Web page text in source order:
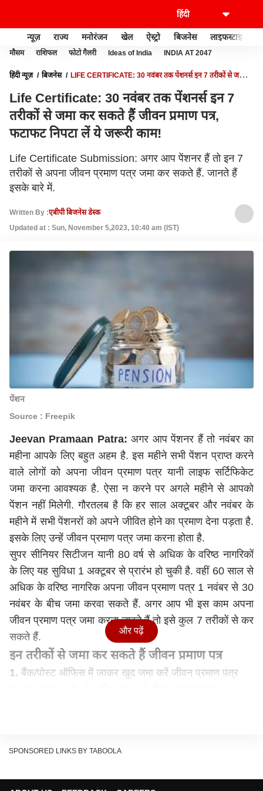
न्यूज़ राज्य मनोरंजन खेल ऐस्ट्रो बिजनेस लाइफस्टाइल
मौसम राशिफल फोटो गैलरी Ideas of India INDIA AT 2047
हिंदी न्यूज़ बिजनेस
LIFE CERTIFICATE: 30 नवंबर तक पेंशनर्स इन 7 तरीकों से जमा
Life Certificate: 30 नवंबर तक पेंशनर्स इन 7
तरीकों से जमा कर सकते हैं जीवन प्रमाण पत्र,
फटाफट निपटा लें ये जरूरी काम!
Life Certificate Submission: अगर आप पेंशनर हैं तो इन 7
तरीकों से अपना जीवन प्रमाण पत्र जमा कर सकते हैं. जानते हैं
इसके बारे में.
Written By :एबीपी बिजनेस डेस्क
Updated at : Sun, November 5,2023, 10:40 am (IST)
पेंशन
Source : Freepik
Jeevan Pramaan Patra: अगर आप पेंशनर हैं तो नवंबर का
महीना आपके लिए बहुत अहम है. इस महीने सभी पेंशन प्राप्त करने
वाले लोगों को अपना जीवन प्रमाण पत्र यानी लाइफ सर्टिफिकेट
जमा करना आवश्यक है. ऐसा न करने पर अगले महीने से आपको
पेंशन नहीं मिलेगी. गौरतलब है कि हर साल अक्टूबर और नवंबर के
महीने में सभी पेंशनरों को अपने जीवित होने का प्रमाण देना पड़ता है.
इसके लिए उन्हें जीवन प्रमाण पत्र जमा करना होता है.
सुपर सीनियर सिटीजन यानी 80 वर्ष से अधिक के वरिष्ठ नागरिकों
के लिए यह सुविधा 1 अक्टूबर से प्रारंभ हो चुकी है. वहीं 60 साल से
अधिक के वरिष्ठ नागरिक अपना जीवन प्रमाण पत्र 1 नवंबर से 30
नवंबर के बीच जमा करवा सकते हैं. अगर आप भी इस काम अपना
जीवन प्रमाण पत्र जमा करना चाहते हैं तो इसे कुल 7 तरीकों से कर
सकते हैं.
इन तरीकों से जमा कर सकते हैं जीवन प्रमाण पत्र
1. बैंक/पोस्ट ऑफिस में जाकर खुद जमा करें जीवन प्रमाण पत्र
6.आधार बेस्ड डिजिटल लाइफ सर्टिफिकेट जमा करें.
कर सकते हैं.
और पढ़ें
SPONSORED LINKS BY TABOOLA